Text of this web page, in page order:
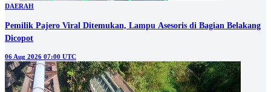
DAERAH
Pemilik Pajero Viral Ditemukan, Lampu Asesoris di Bagian Belakang
Dicopot
06 Aug 2026 07:00 UTC